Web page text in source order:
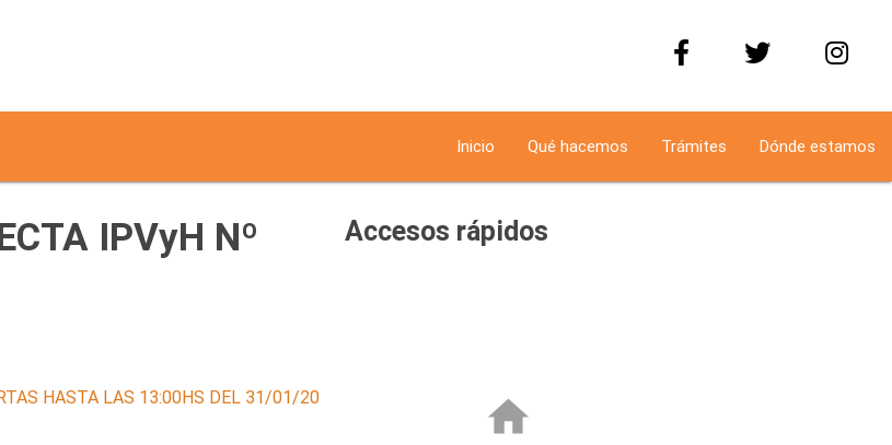
Inicio Qué hacemos Trámites Dónde estamos
IPVyH Nº
HASTA LAS 13:00HS DEL 31/01/20
Accesos rápidos
home